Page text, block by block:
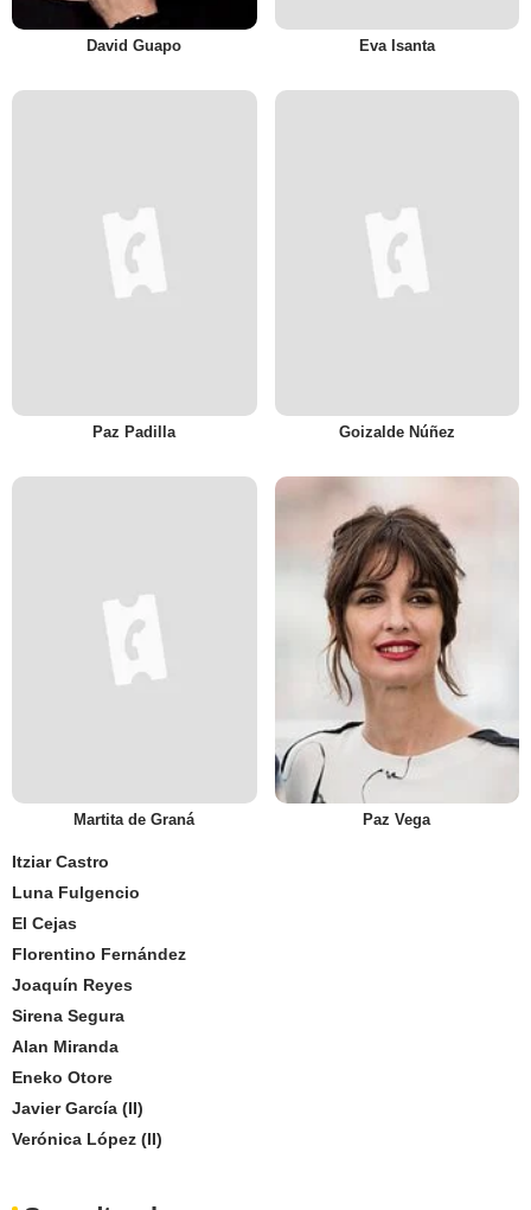
David Guapo Eva Isanta
Paz Padilla Goizalde Núñez
Martita de Graná Paz Vega
Itziar Castro
Luna Fulgencio
El Cejas
Florentino Fernández
Joaquín Reyes
Sirena Segura
Alan Miranda
Eneko Otore
Javier García (II)
Verónica López (II)